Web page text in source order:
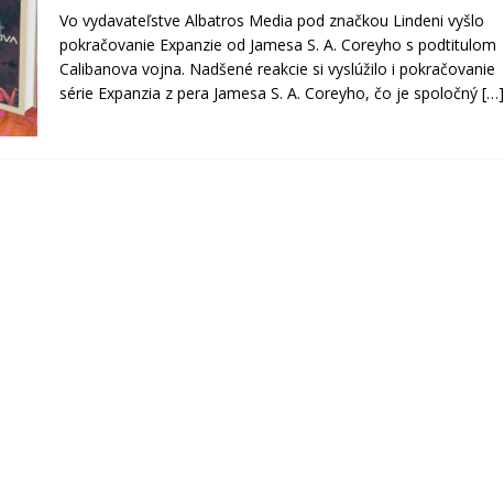
Vo vydavateľstve Albatros Media pod značkou Lindeni vyšlo
pokračovanie Expanzie od Jamesa S. A. Coreyho s podtitulom
Calibanova vojna. Nadšené reakcie si vyslúžilo i pokračovanie
série Expanzia z pera Jamesa S. A. Coreyho, čo je spoločný […]